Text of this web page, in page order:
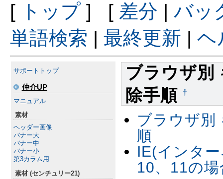
[ トップ] [ 差分 | バッ
単語検索 | 最終更新 | ヘ
サポートトップ
仲介UP
マニュアル
素材
ヘッダー画像
バナー大
バナー中
バナー小
第3カラム用
素材 (センチュリー21)
ブラウザ別
除手順
†
ブラウザ別
順
IE(インタ
10、11の場